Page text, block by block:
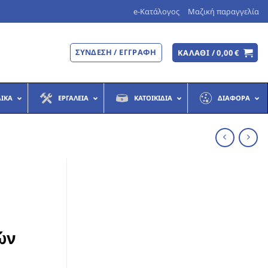
e-Κατάλογος Μαζική παραγγελία
ΣΎΝΔΕΣΗ / ΕΓΓΡΑΦΉ ΚΑΛΆΘΙ /0,00€
ΕΡΓΑΛΕΊΑ ΚΑΤΟΙΚΊΔΙΑ ΔΙΆΦΟΡΑ